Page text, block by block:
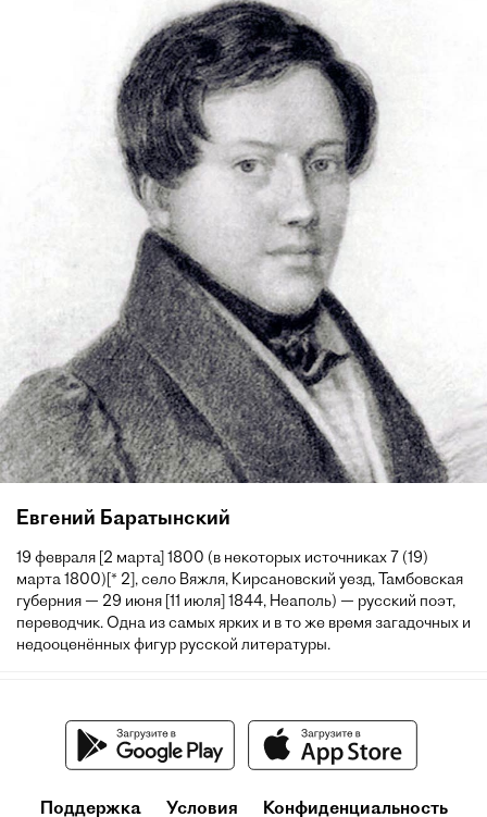
Евгений Баратынский
19 февраля [2 марта] 1800 (в некоторых источниках 7 (19)
марта 1800)[* 2], село Вяжля, Кирсановский уезд, Тамбовская
губерния — 29 июня [11 июля] 1844, Неаполь) — русский поэт,
переводчик. Одна из самых ярких и в то же время загадочных и
недооценённых фигур русской литературы.
Поддержка Условия Конфиденциальность